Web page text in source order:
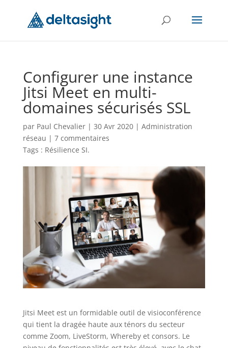
Configurer une instance
Jitsi Meet en multi-
domaines sécurisés SSL
par Paul Chevalier| 30 Avr 2020| Administration
réseau | 7 commentaires
Tags : Résilience SI.
Jitsi Meet est un formidable outil de visioconférence
qui tient la dragée haute aux ténors du secteur
comme Zoom, LiveStorm, Whereby et consors. Le